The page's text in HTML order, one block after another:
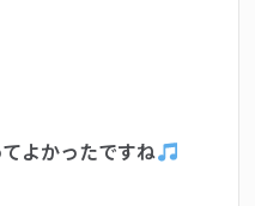
よかったですね